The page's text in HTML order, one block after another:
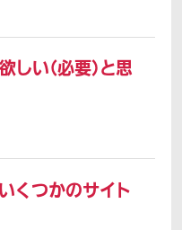
しい（必要）と思
くつかのサイト